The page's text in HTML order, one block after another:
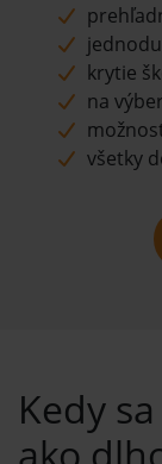
krytie
na
všetky
Kedy
ako